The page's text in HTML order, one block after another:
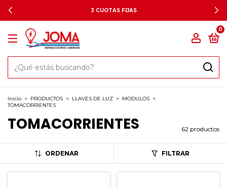
3 CUOTAS FIJAS
0
Inicio > PRODUCTOS > LLAVES DE LUZ > MODULOS >
TOMACORRIENTES
TOMACORRIENTES 62 productos
ORDENAR FILTRAR